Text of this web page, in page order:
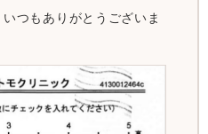
つもありがとうございま